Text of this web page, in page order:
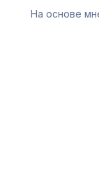
На основе